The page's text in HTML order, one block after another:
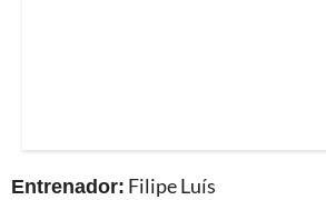
Entrenador: Filipe Luís